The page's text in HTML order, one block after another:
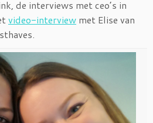
de interviews met ceo’s in
video-interview met Elise van